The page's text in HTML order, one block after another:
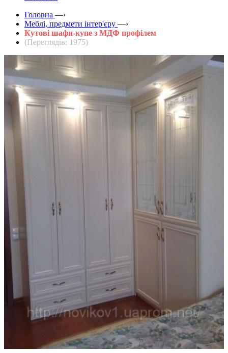
Головна —›
Меблі, предмети інтер'єру —›
Кутові шафи-купе з МДФ профілем
(Переглядів: 1975)